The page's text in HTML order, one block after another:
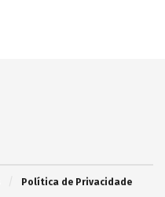
Política de Privacidade